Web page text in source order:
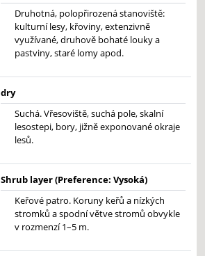
Druhotná, polopřirozená stanoviště:
kulturní lesy, křoviny, extenzivně
využívané, druhově bohaté louky a
pastviny, staré lomy apod.
dry
Suchá. Vřesoviště, suchá pole, skalní
lesostepi, bory, jižně exponované okraje
lesů.
Shrub layer (Preference: Vysoká)
Keřové patro. Koruny keřů a nízkých
stromků a spodní větve stromů obvykle
v rozmenzí 1–5 m.